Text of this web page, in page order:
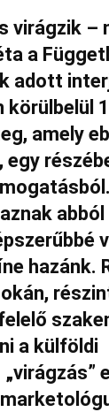
virágzik –
a
adott
körülbelül
amely
egy
abból
hazánk.
a külföldi